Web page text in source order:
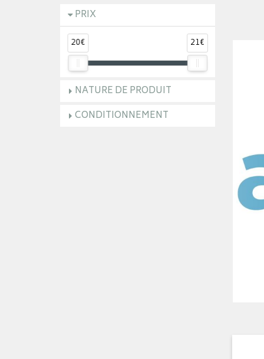
PRIX
20€ 21€
NATURE DE PRODUIT
CONDITIONNEMENT